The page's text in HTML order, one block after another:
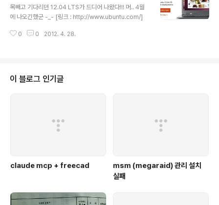
ero of=/dev/sda bs=512 count=1 bs(block size)
의 크기를 조절해주면 되는데.. gparted에서 create pa
기분이 ..
목빼고 기다리던 12.04 LTS가 드디어 나왔다!!! 머.. 4월
에 나오긴했군 -_- [링크 : http://www.ubuntu.com/]
0 0 2012. 4. 28.
이 블로그 인기글
claude mcp + freecad
msm (megaraid) 관리 설치
실패